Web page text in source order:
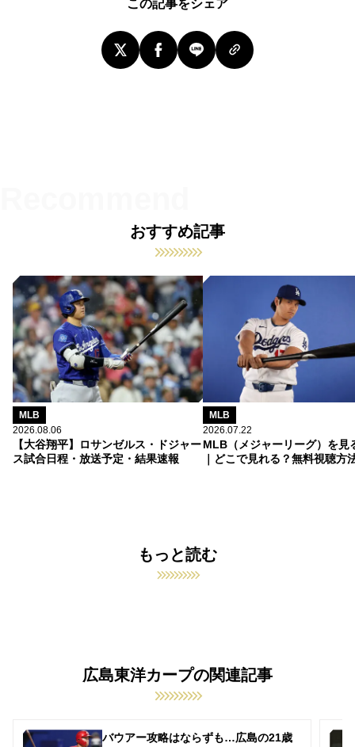
この記事をシェア
おすすめ記事
MLB
2026.08.06
【大谷翔平】ロサンゼルス・ドジャー
ス試合日程・放送予定・結果速報
MLB
2026.07.22
MLB（メジャーリーグ）を見
｜どこで見れる？無料視聴方
もっと読む
広島東洋カープの関連記事
バウアー攻略はならずも…広島の21歳